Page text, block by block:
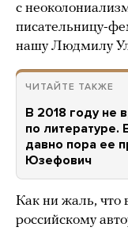
с
писательницу-
нашу Людмилу
ЧИТАЙТЕ ТАКЖЕ
В 2018 году не
по литературе.
давно пора ее
Юзефович
Как ни жаль, что
российскому